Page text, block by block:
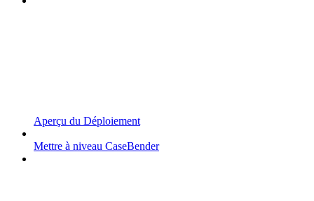
Aperçu du Déploiement
Mettre à niveau CaseBender